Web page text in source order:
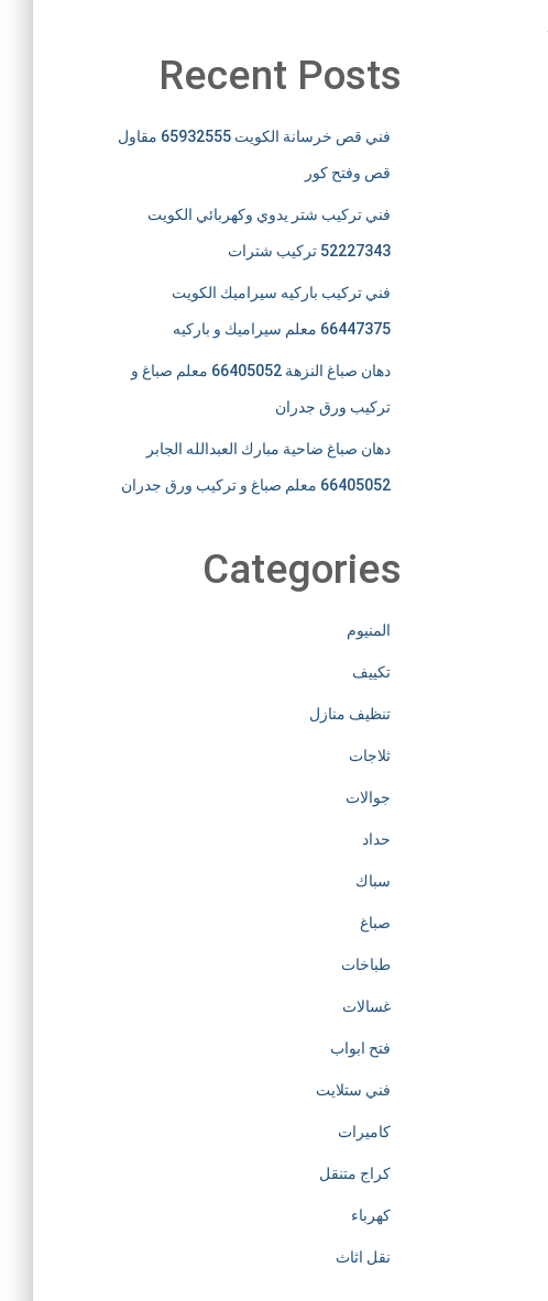
Recent Posts
فني قص خرسانة الكويت 65932555 مقاول
قص وفتح كور
فني تركيب شتر يدوي وكهربائي الكويت
52227343 تركيب شترات
فني تركيب باركيه سيراميك الكويت
66447375 معلم سيراميك و باركيه
دهان صباغ النزهة 66405052 معلم صباغ و
تركيب ورق جدران
دهان صباغ ضاحية مبارك العبدالله الجابر
66405052 معلم صباغ و تركيب ورق جدران
Categories
المنيوم
تكييف
تنظيف منازل
ثلاجات
جوالات
حداد
سباك
صباغ
طباخات
غسالات
فتح ابواب
فني ستلايت
كاميرات
كراج متنقل
كهرباء
نقل اثاث